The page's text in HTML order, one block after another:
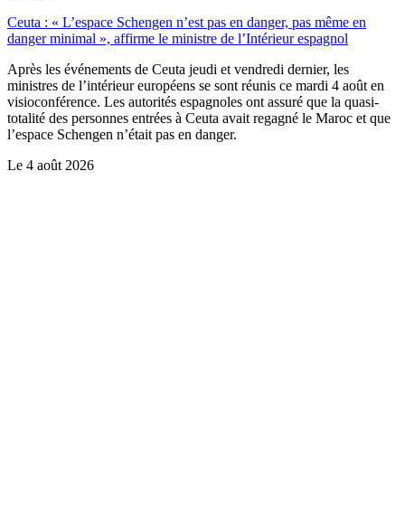
Ceuta : « L’espace Schengen n’est pas en danger, pas même en
danger minimal », affirme le ministre de l’Intérieur espagnol
Après les événements de Ceuta jeudi et vendredi dernier, les
ministres de l’intérieur européens se sont réunis ce mardi 4 août en
visioconférence. Les autorités espagnoles ont assuré que la quasi-
totalité des personnes entrées à Ceuta avait regagné le Maroc et que
l’espace Schengen n’était pas en danger.
Le 4 août 2026